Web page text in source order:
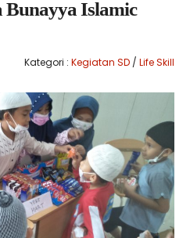
Bunayya Islamic
Kategori : Kegiatan SD / Life Skill